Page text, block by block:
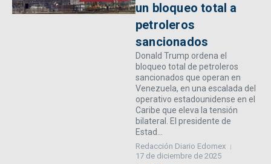
un bloqueo total a
petroleros
sancionados
Donald Trump ordena el
bloqueo total de petroleros
sancionados que operan en
Venezuela, en una escalada del
operativo estadounidense en el
Caribe que eleva la tensión
bilateral. El presidente de
Estad...
Redacción Diario Edomex
17 de diciembre de 2025